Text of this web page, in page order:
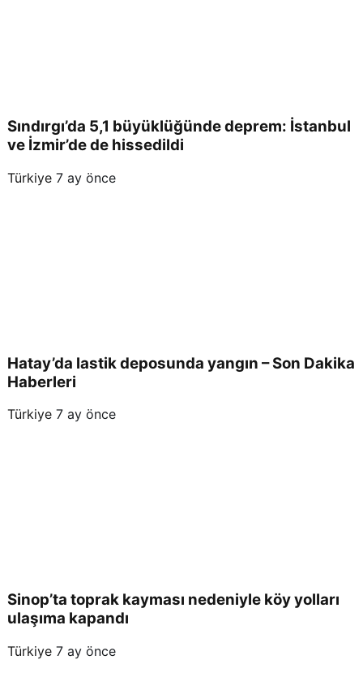
Sındırgı’da 5,1 büyüklüğünde deprem: İstanbul
ve İzmir’de de hissedildi
Türkiye 7 ay önce
Hatay’da lastik deposunda yangın – Son Dakika
Haberleri
Türkiye 7 ay önce
Sinop’ta toprak kayması nedeniyle köy yolları
ulaşıma kapandı
Türkiye 7 ay önce